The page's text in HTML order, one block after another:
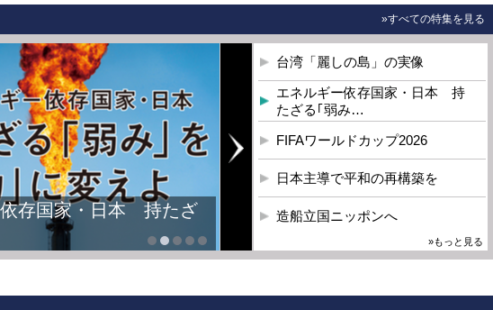
»すべての特集を見る
存国家・日本 持たざ
台湾「麗しの島」の実像
エネルギー依存国家・日本 持
たざる｢弱み…
FIFAワールドカップ2026
日本主導で平和の再構築を
造船立国ニッポンへ
»もっと見る